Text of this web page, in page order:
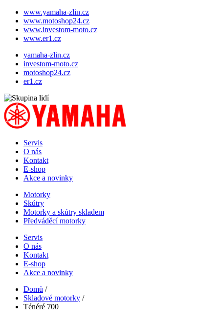
www.yamaha-zlin.cz
www.motoshop24.cz
www.investom-moto.cz
www.er1.cz
Přejít
hlavnímu
obsahu
yamaha-zlin.cz
investom-moto.cz
motoshop24.cz
er1.cz
Hlavní
navigace
Servis
O nás
Kontakt
E-shop
Akce a novinky
Doplňková
navigace
Motorky
Skútry
Motorky a skútry skladem
Předváděcí motorky
Hlavní
navigace
Servis
O nás
Kontakt
E-shop
Akce a novinky
Drobečková
Domů /
Skladové motorky /
Ténéré 700